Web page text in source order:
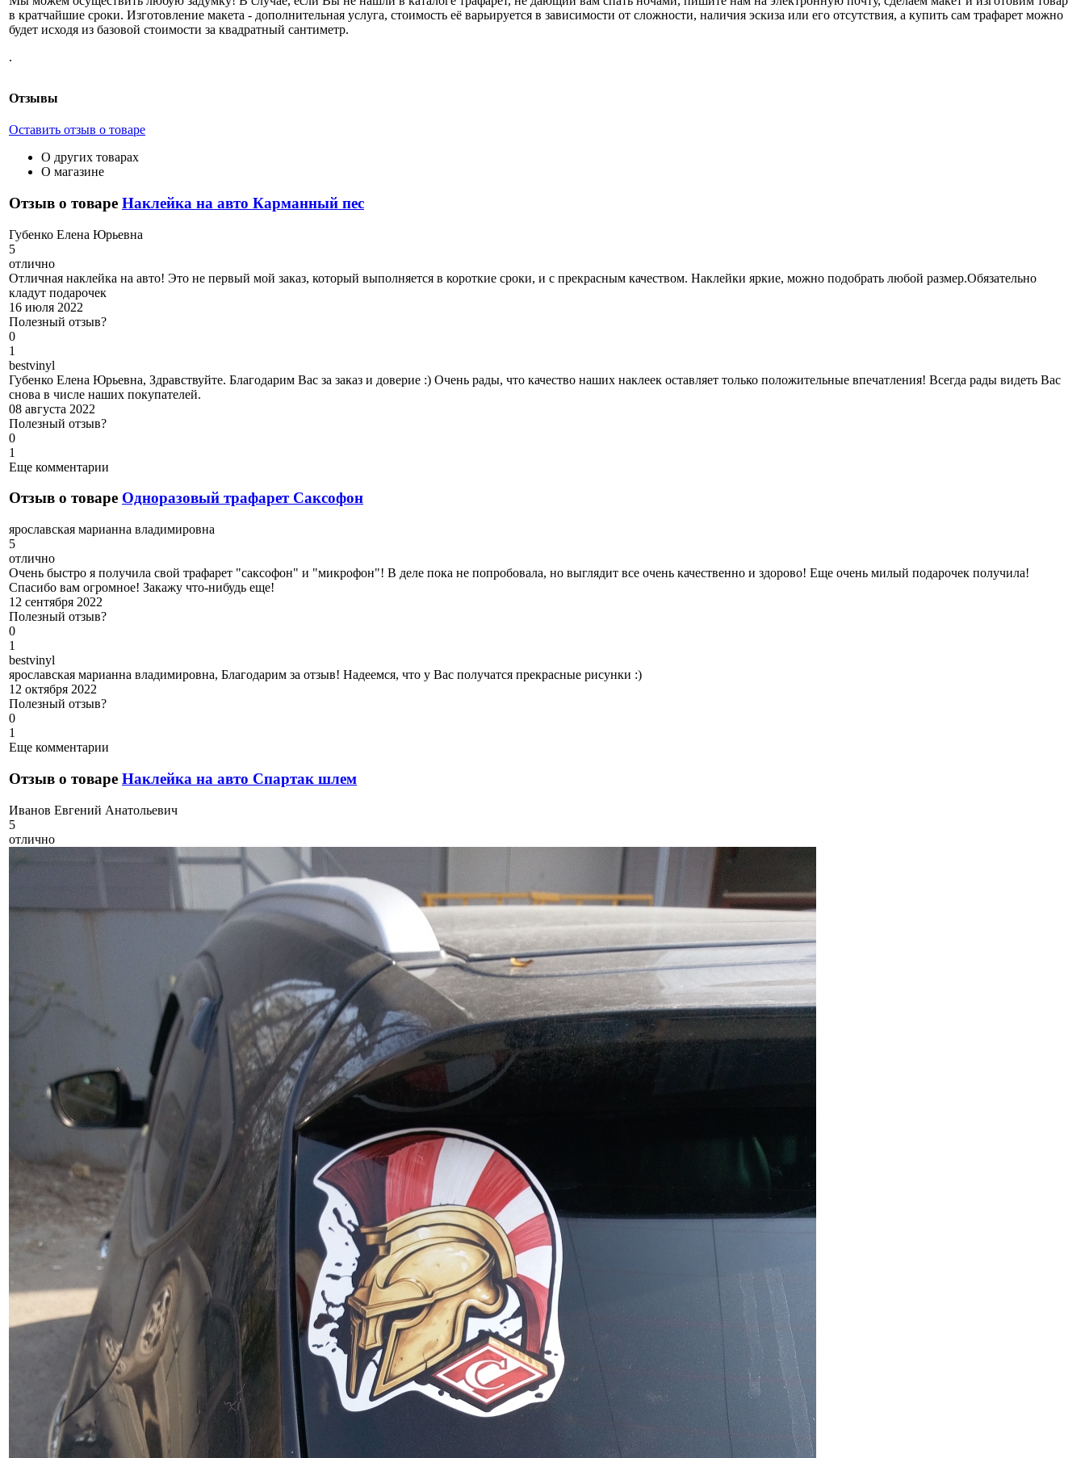
в кратчайшие сроки. Изготовление макета - дополнительная услуга, стоимость её варьируется в зависимости от сложности, наличия эскиза или его отсутствия, а купить сам трафарет можно
будет исходя из базовой стоимости за квадратный сантиметр.
.
Отзывы
Оставить отзыв о товаре
О других товарах
О магазине
Отзыв о товаре Наклейка на авто Карманный пес
Губенко Елена Юрьевна
5
отлично
Отличная наклейка на авто! Это не первый мой заказ, который выполняется в короткие сроки, и с прекрасным качеством. Наклейки яркие, можно подобрать любой размер.Обязательно
кладут подарочек
16 июля 2022
Полезный отзыв?
0
1
bestvinyl
Губенко Елена Юрьевна, Здравствуйте. Благодарим Вас за заказ и доверие :) Очень рады, что качество наших наклеек оставляет только положительные впечатления! Всегда рады видеть Вас
снова в числе наших покупателей.
08 августа 2022
Полезный отзыв?
0
1
Еще комментарии
Отзыв о товаре Одноразовый трафарет Саксофон
ярославская марианна владимировна
5
отлично
Очень быстро я получила свой трафарет "саксофон" и "микрофон"! В деле пока не попробовала, но выглядит все очень качественно и здорово! Еще очень милый подарочек получила!
Спасибо вам огромное! Закажу что-нибудь еще!
12 сентября 2022
Полезный отзыв?
0
1
bestvinyl
ярославская марианна владимировна, Благодарим за отзыв! Надеемся, что у Вас получатся прекрасные рисунки :)
12 октября 2022
Полезный отзыв?
0
1
Еще комментарии
Отзыв о товаре Наклейка на авто Спартак шлем
Иванов Евгений Анатольевич
5
отлично